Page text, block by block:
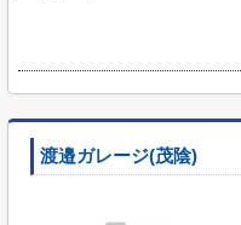
渡邉ガレージ(茂陰)